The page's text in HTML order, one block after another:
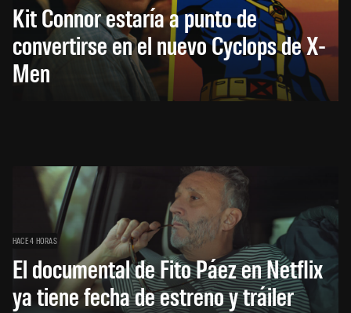
Kit Connor estaría a punto de
convertirse en el nuevo Cyclops de X-
Men
HACE 4 HORAS
El documental de Fito Páez en Netflix
ya tiene fecha de estreno y tráiler